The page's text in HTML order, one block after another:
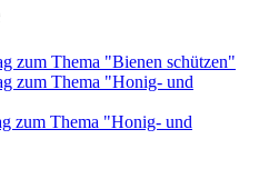
zum Thema "Bienen schützen"
zum Thema "Honig- und
zum Thema "Honig- und